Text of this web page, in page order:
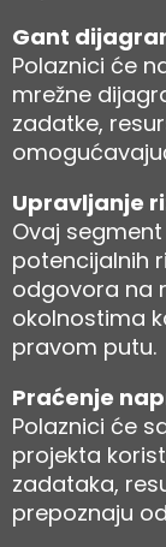
Gant
Polaznici će
mrežne
zadatke,
Upravljanje
Ovaj
potencijalnih
odgovora na
okolnostima
pravom putu.
Praćenje
Polaznici će
projekta
zadataka,
prepoznaju